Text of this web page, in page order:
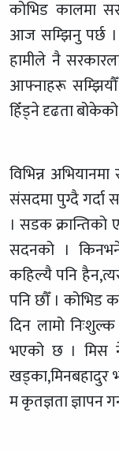
कोभिड कालमा
आज सम्झिनु पर्छ ।
हामीले नै
आफ्नाहरू
हिँड्ने दृढता
विभिन्न
संसदमा पुग्दै गर्दा
। सडक
सदनको ।
कहिल्यै पनि
पनि छौँ । कोभिड
दिन लामो
भएको छ । मिस
खड्का,मिनबहादुर
म कृतज्ञता ज्ञापन